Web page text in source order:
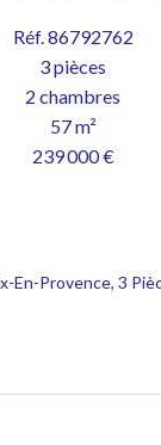
Réf. 86792762
3 pièces
2 chambres
57 m²
239 000 €
Provence, 3